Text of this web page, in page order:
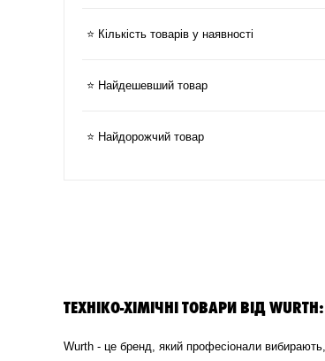
⭐ Кількість товарів у наявності
⭐ Найдешевший товар
⭐ Найдорожчий товар
ТЕХНІКО-ХІМІЧНІ ТОВАРИ ВІД
Wurth - це бренд, який професіонали вибирають,